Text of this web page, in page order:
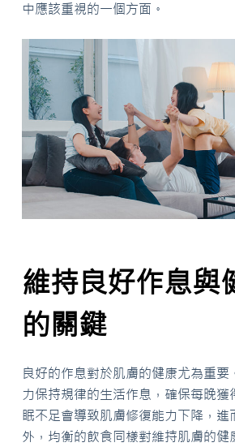
中應該重視的一個方面。
維持良好作息與
的關鍵
良好的作息對於肌膚的健康尤為重要
力保持規律的生活作息，確保每晚獲
眠不足會導致肌膚修復能力下降，進
外，均衡的飲食同樣對維持肌膚的健